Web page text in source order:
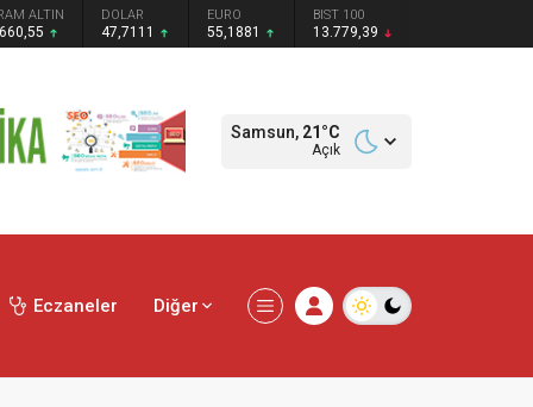
ALTIN DOLAR
47,7111
EURO
55,1881
BIST 100
13.779,39
Samsun, 21 °C
Açık
Eczaneler Diğer